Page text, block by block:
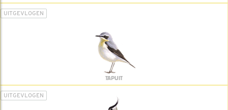
UITGEVLOGEN
TAPUIT
UITGEVLOGEN